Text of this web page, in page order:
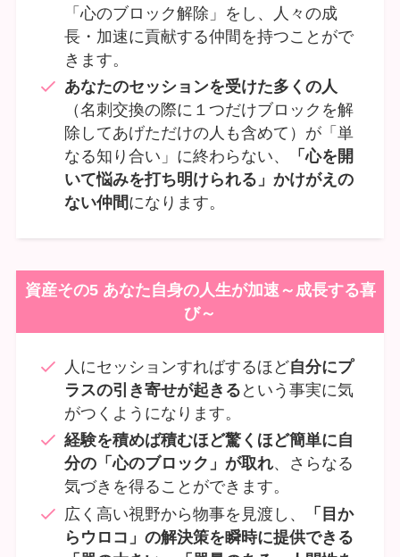
「心のブロック解除」をし、人々の成
長・加速に貢献する仲間を持つことがで
きます。
あなたのセッションを受けた多くの人
（名刺交換の際に１つだけブロックを解
除してあげただけの人も含めて）が「単
なる知り合い」に終わらない、
「心を開
いて悩みを打ち明けられる」かけがえの
ない仲間になります。
資産その5 あなた自身の人生が加速～成長する喜
び～
人にセッションすればするほど自分にプ
ラスの引き寄せが起きる という事実に気
がつくようになります。
経験を積めば積むほど驚くほど簡単に自
分の「心のブロック」が取れ、さらなる
気づきを得ることができます。
広く高い視野から物事を見渡し、
「目か
らウロコ」の解決策を瞬時に提供できる